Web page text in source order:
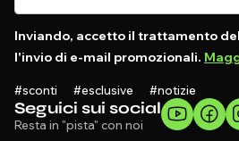
Seguici sui social
Resta in "pista" con noi
Inviando, accetto il trattamento
l'invio di e-mail promozionali.
#sconti #esclusive #notizie